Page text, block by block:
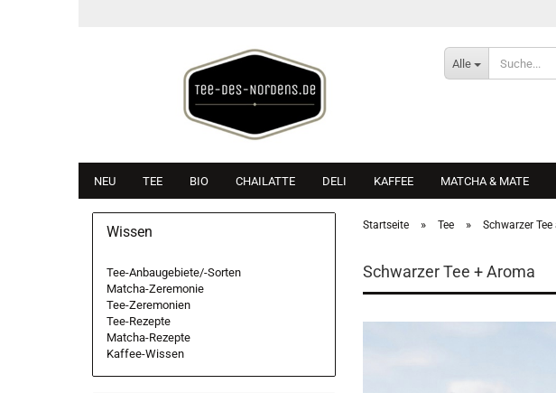
Alle
NEU TEE BIO CHAILATTE DELI KAFFEE MATCHA & MATE
Startseite » Tee » Schwarzer
Schwarzer Tee + Aroma
Wissen
Tee-Anbaugebiete/-Sorten
Matcha-Zeremonie
Tee-Zeremonien
Tee-Rezepte
Matcha-Rezepte
Kaffee-Wissen